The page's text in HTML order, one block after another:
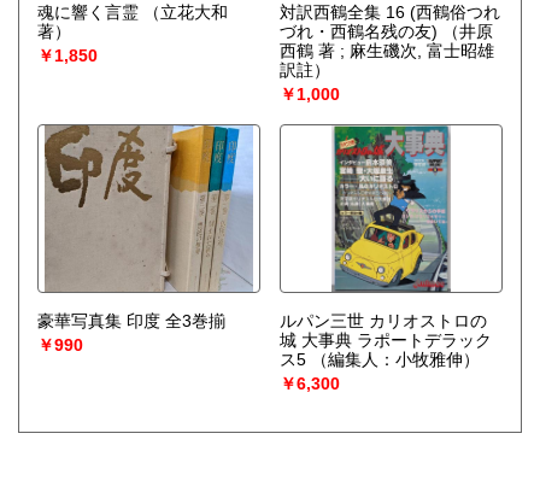
魂に響く言霊
（立花大和
著）
￥1,850
対訳西鶴全集 16 (西鶴俗つれ
づれ・西鶴名残の友)
（井原
西鶴 著 ; 麻生磯次, 富士昭雄
訳註）
￥1,000
豪華写真集 印度 全3巻揃
￥990
ルパン三世 カリオストロの
城 大事典 ラポートデラック
ス5
（編集人：小牧雅伸）
￥6,300